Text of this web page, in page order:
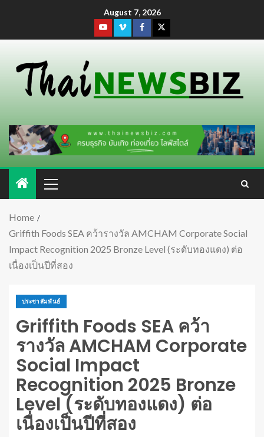
August 7, 2026
Home
Griffith Foods SEA คว้ารางวัล AMCHAM Corporate Social
Impact Recognition 2025 Bronze Level (ระดับทองแดง) ต่อ
เนื่องเป็นปีที่สอง
ประชาสัมพันธ์
Griffith Foods SEA คว้า
รางวัล AMCHAM Corporate
Social Impact
Recognition 2025 Bronze
Level (ระดับทองแดง) ต่อ
เนื่องเป็นปีที่สอง